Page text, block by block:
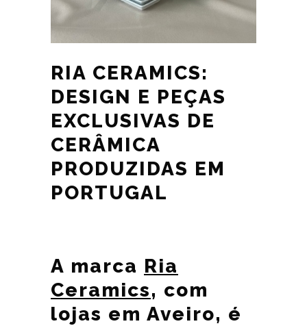
RIA CERAMICS:
DESIGN E PEÇAS
EXCLUSIVAS DE
CERÂMICA
PRODUZIDAS EM
PORTUGAL
A marca Ria
Ceramics, com
lojas em Aveiro, é